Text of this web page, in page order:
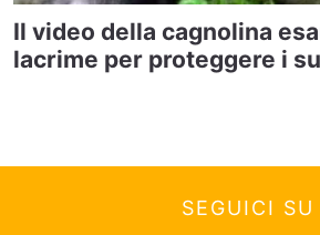
Il video della cagnolina
lacrime per proteggere i
SEGUICI SU